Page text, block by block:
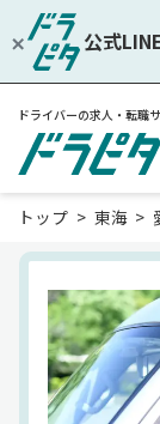
公式
ドライバーの求人・転職
トップ 東海